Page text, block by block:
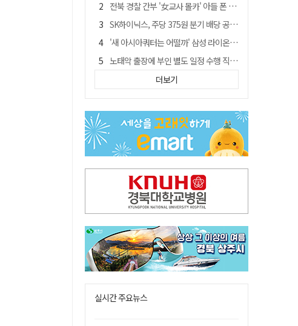
전북 경찰 간부 '女교사 몰카' 아들 폰 부수고…"처벌 못하는 사안" 내부망에 글
SK하이닉스, 주당 375원 분기 배당 공시…"3분기 중 주주환원 방안 확정"
'새 아시아쿼터는 어떨까' 삼성 라이온즈, 새 얼굴 투수 미야모리 영입
노태악 출장에 부인 별도 일정 수행 직원도…보고서엔 '공식일정 참석'
'외도 의심' 아내 화장실에 묶고 불에 달군 공구로 고문…남편 검거
통합 고속철 할인 '반짝 3년'…이후 요금 도로 오른다?
한국 축구, 심판 성접대 경기서 '무패'…당시 올림픽 감독은 홍명보 [영상]
경찰, 9월 초부터 상피제 전격 실시…가족 사건 수사 못해
더보기
실시간 주요뉴스